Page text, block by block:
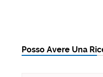
Posso Avere Una